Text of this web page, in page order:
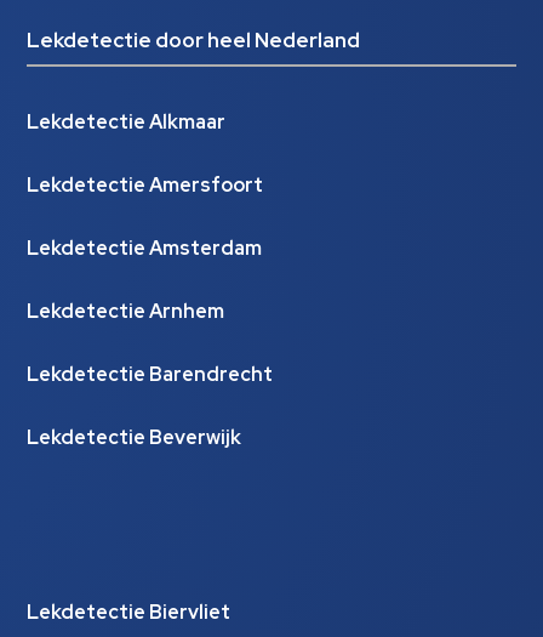
Lekdetectie door heel Nederland
Lekdetectie Alkmaar
Lekdetectie Amersfoort
Lekdetectie Amsterdam
Lekdetectie Arnhem
Lekdetectie Barendrecht
Lekdetectie Beverwijk
Lekdetectie Biervliet